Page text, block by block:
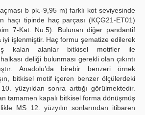
b pk.-9,95 m) farklı kot seviyesinde
haçı tipinde haç parçası (KÇG21-ET01)
7-Kat. Nu:5). Bulunan diğer pandantif
iyi işlenmiştir. Haç formu şematize edilerek
kalan alanlar bitkisel motifler ile
deliği bulunması gerekli olan çıkıntı
Anadolu’da birebir benzeri örnek
bitkisel motif içeren benzer ölçülerdeki
yüzyıldan sonra arttığı görülmektedir.
tamamen kapalı bitkisel forma dönüşmüş
MS 12. yüzyılın sonlarından itibaren